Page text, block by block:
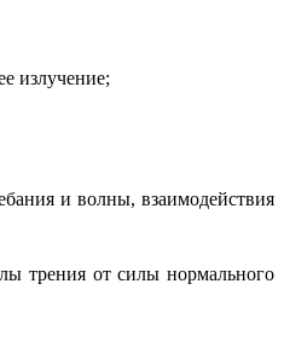
излучение;
и волны, взаимодействия
трения от силы нормального